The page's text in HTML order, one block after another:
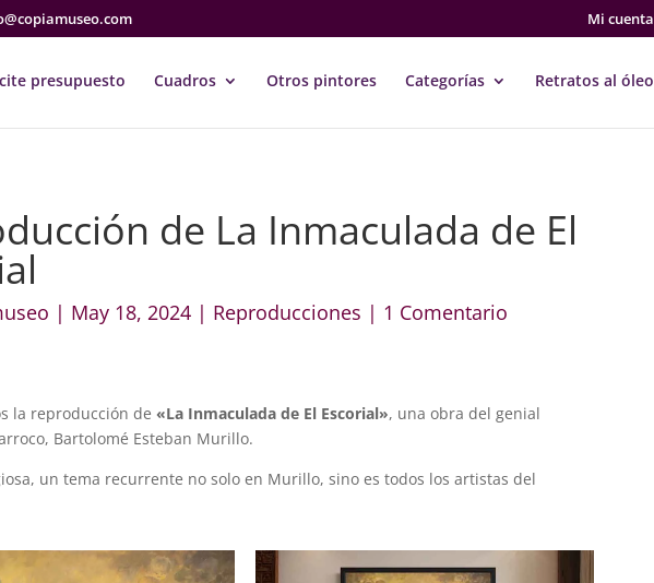
Mi cuenta
presupuesto Cuadros Otros pintores Categorías Retratos al óleo
de La Inmaculada de El
| May 18, 2024 | Reproducciones | 1 Comentario
la reproducción de «La Inmaculada de El Escorial», una obra del genial
Bartolomé Esteban Murillo.
un tema recurrente no solo en Murillo, sino es todos los artistas del